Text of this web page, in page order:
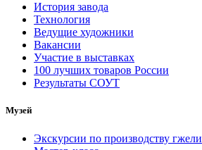
История завода
Технология
Ведущие художники
Вакансии
Участие в выставках
100 лучших товаров России
Результаты СОУТ
Музей
Экскурсии по производству гжели